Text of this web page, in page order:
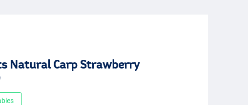
Natural Carp Strawberry